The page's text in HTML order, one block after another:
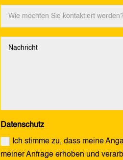
Datenschutz
Ich stimme zu, dass meine
meiner Anfrage erhoben und